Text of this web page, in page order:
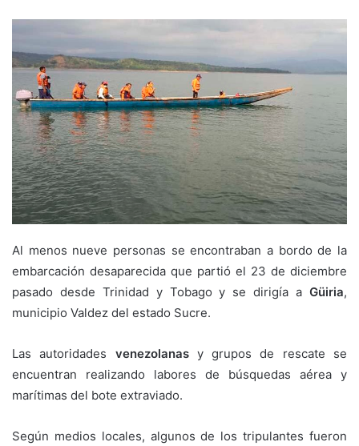
Al menos nueve personas se encontraban a bordo de la
embarcación desaparecida que partió el 23 de diciembre
pasado desde Trinidad y Tobago y se dirigía a Güiria,
municipio Valdez del estado Sucre.
Las autoridades venezolanasy grupos de rescate se
encuentran realizando labores de búsquedas aérea y
marítimas del bote extraviado.
Según medios locales, algunos de los tripulantes fueron